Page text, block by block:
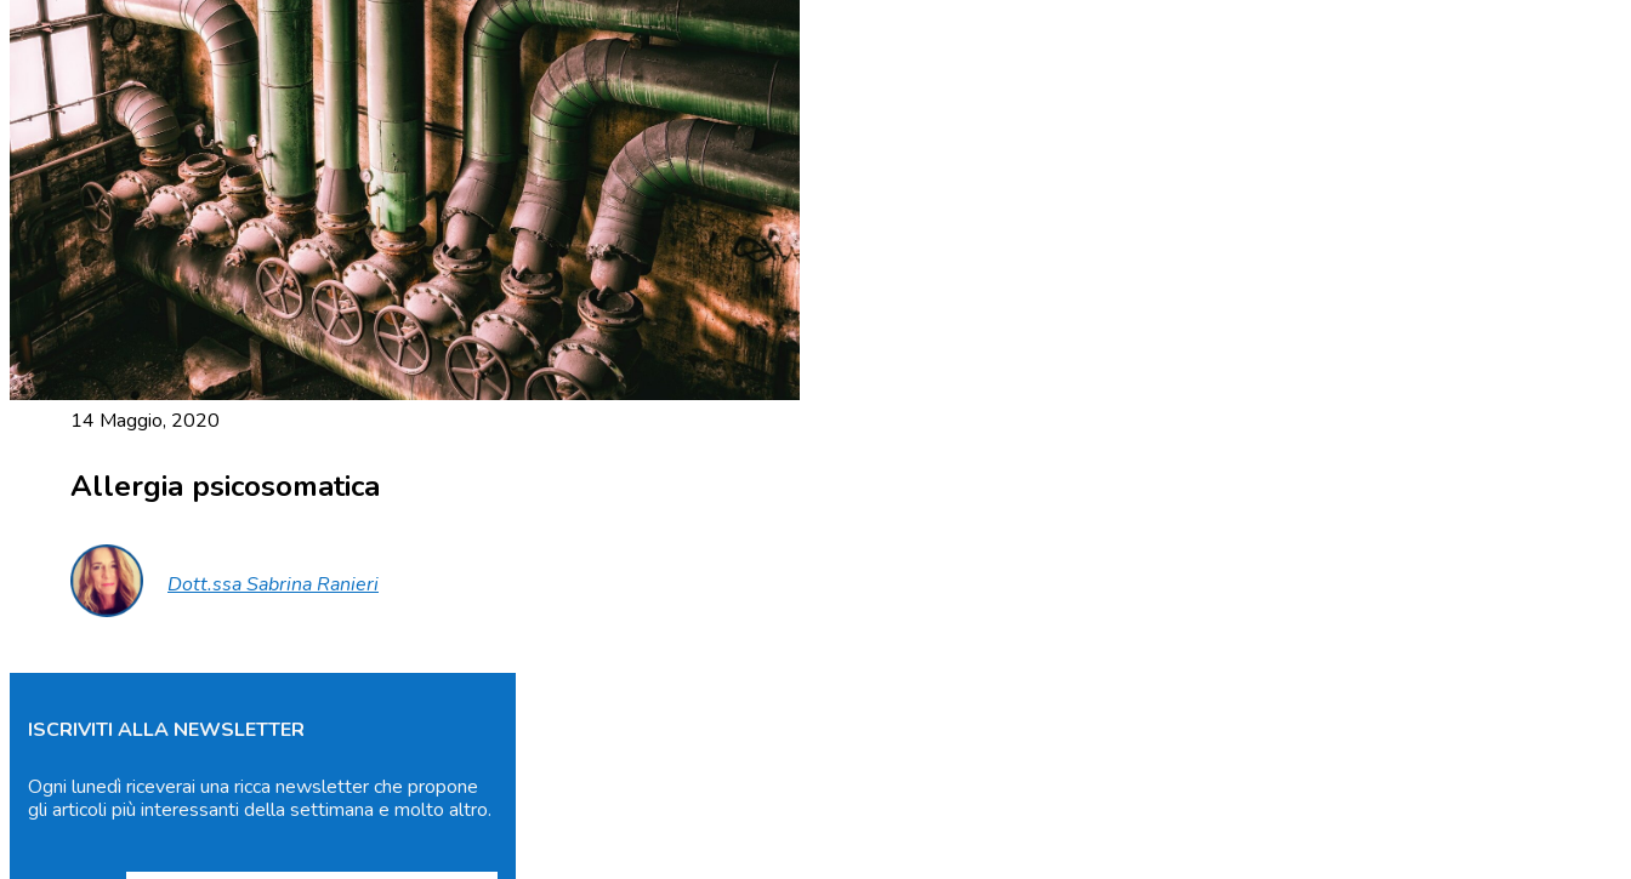
14 Maggio, 2020
Allergia psicosomatica
Dott.ssa Sabrina Ranieri
ISCRIVITI ALLA NEWSLETTER
Ogni lunedì riceverai una ricca newsletter che propone
gli articoli più interessanti della settimana e molto altro.